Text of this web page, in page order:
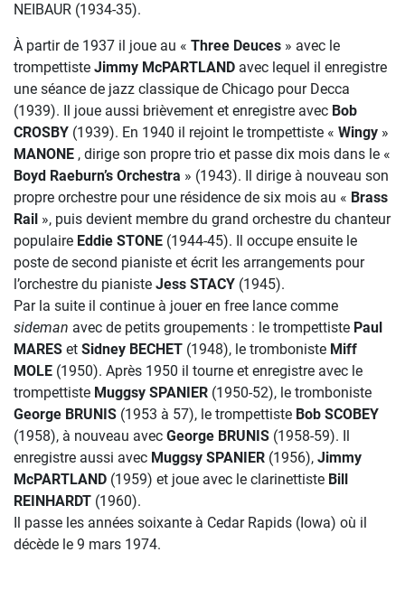
NEIBAUR (1934-35).
À partir de 1937 il joue au « Three Deuces » avec le
trompettiste Jimmy McPARTLAND avec lequel il enregistre
une séance de jazz classique de Chicago pour Decca
(1939). Il joue aussi brièvement et enregistre avec Bob
CROSBY (1939). En 1940 il rejoint le trompettiste « Wingy »
MANONE , dirige son propre trio et passe dix mois dans le «
Boyd Raeburn’s Orchestra » (1943). Il dirige à nouveau son
propre orchestre pour une résidence de six mois au « Brass
Rail », puis devient membre du grand orchestre du chanteur
populaire Eddie STONE (1944-45). Il occupe ensuite le
poste de second pianiste et écrit les arrangements pour
l’orchestre du pianiste Jess STACY (1945).
Par la suite il continue à jouer en free lance comme
sideman avec de petits groupements : le trompettiste Paul
MARES et Sidney BECHET (1948), le tromboniste Miff
MOLE (1950). Après 1950 il tourne et enregistre avec le
trompettiste Muggsy SPANIER (1950-52), le tromboniste
George BRUNIS (1953 à 57), le trompettiste Bob SCOBEY
(1958), à nouveau avec George BRUNIS (1958-59). Il
enregistre aussi avec Muggsy SPANIER (1956), Jimmy
McPARTLAND (1959) et joue avec le clarinettiste Bill
REINHARDT (1960).
Il passe les années soixante à Cedar Rapids (Iowa) où il
décède le 9 mars 1974.